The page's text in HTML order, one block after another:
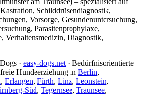
am Traunsee) – spezialisiert auf
Schilddrüsendiagnostik,
Vorsorge, Gesundenuntersuchung,
Parasitenprophylaxe,
Verhaltensmedizin, Diagnostik,
· easy-dogs.net · Bedürfnisorientierte
Hundeerziehung in Berlin,
, Erlangen, Fürth, Linz, Leonstein,
Süd, Tegernsee, Traunsee,